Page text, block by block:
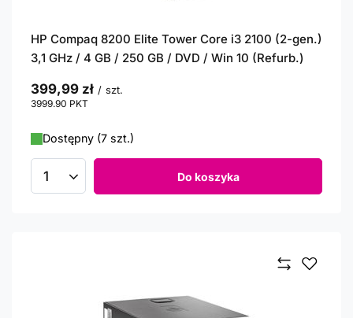
HP Compaq 8200 Elite Tower Core i3 2100 (2-gen.)
3,1 GHz / 4 GB / 250 GB / DVD / Win 10 (Refurb.)
399,99 zł / szt.
3999.90 PKT
Dostępny (7 szt.)
Ilość produktów Do koszyka